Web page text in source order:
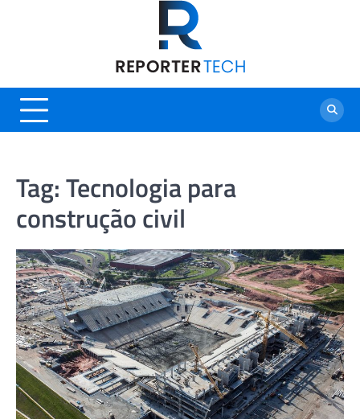
Tag:Tecnologia para
construção civil